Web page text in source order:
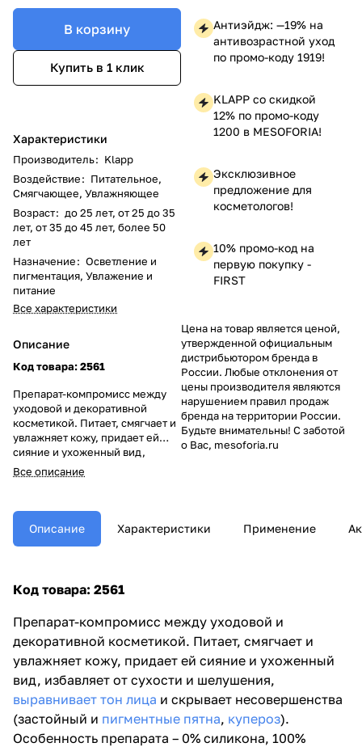
В корзину
Купить в 1 клик
Характеристики
Производитель: Klapp
Воздействие: Питательное,
Смягчающее, Увлажняющее
Возраст: до 25 лет, от 25 до 35
лет, от 35 до 45 лет, более 50
лет
Назначение: Осветление и
пигментация, Увлажение и
питание
Все характеристики
Описание
Код товара: 2561
Препарат-компромисс между
уходовой и декоративной
косметикой. Питает, смягчает и
увлажняет кожу, придает ей
сияние и ухоженный вид,
избавляет от сухости и
шелушения,выравнивает тон
несовершенства (застойный и
пигментные пятна
купероз).
Особенность препарата – 0%
Все описание
Антиэйдж: —19% на
антивозрастной уход
по промо-коду 1919!
KLAPP со скидкой
12% по промо-коду
1200 в MESOFORIA!
Эксклюзивное
предложение для
косметологов!
10% промо-код на
первую покупку -
FIRST
Цена на товар является ценой,
утвержденной официальным
дистрибьютором бренда в
России. Любые отклонения от
цены производителя являются
нарушением правил продаж
бренда на территории России.
Будьте внимательны! С заботой
о Вас, mesoforia.ru
Описание Характеристики Применение
Код товара: 2561
Препарат-компромисс между уходовой и
декоративной косметикой. Питает, смягчает и
увлажняет кожу, придает ей сияние и ухоженный
вид, избавляет от сухости и шелушения,
выравнивает тон лица и скрывает несовершенства
(застойный и пигментные пятна, купероз).
Особенность препарата – 0% силикона, 100%